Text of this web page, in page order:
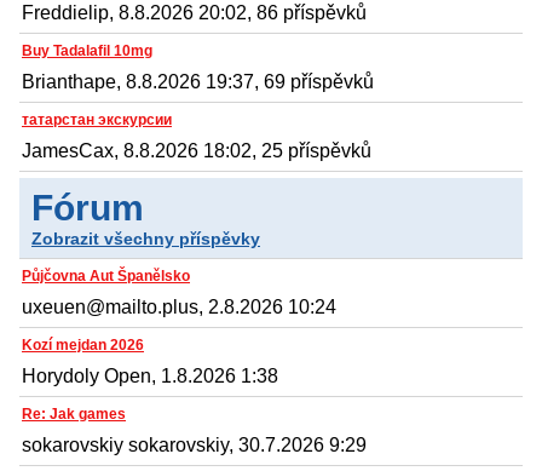
Freddielip, 8.8.2026 20:02, 86 příspěvků
Buy Tadalafil 10mg
Brianthape, 8.8.2026 19:37, 69 příspěvků
татарстан экскурсии
JamesCax, 8.8.2026 18:02, 25 příspěvků
Fórum
Zobrazit všechny příspěvky
Půjčovna Aut Španělsko
uxeuen@mailto.plus, 2.8.2026 10:24
Kozí mejdan 2026
Horydoly Open, 1.8.2026 1:38
Re: Jak games
sokarovskiy sokarovskiy, 30.7.2026 9:29